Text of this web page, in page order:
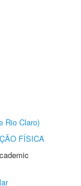
Rio Claro)
FÍSICA